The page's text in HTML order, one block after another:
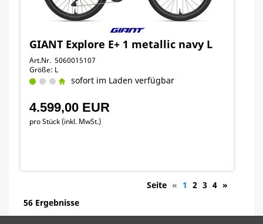
GIANT Explore E+ 1 metallic navy L
Art.Nr. 5060015107
Größe: L
sofort im Laden verfügbar
4.599,00 EUR
pro Stück (inkl. MwSt.)
Seite « 1 2 3 4 »
56 Ergebnisse